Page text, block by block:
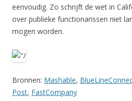
eenvoudig. Zo schrijft de wet in
over publieke functionarissen niet
mogen worden.
Bronnen: Mashable,
Post, FastCompany